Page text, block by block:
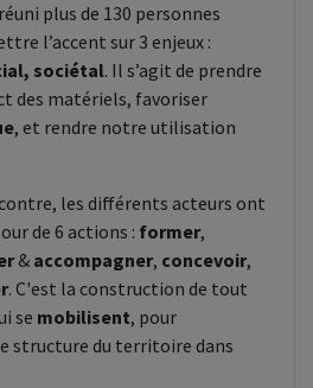
plus de 130 personnes
l’accent sur 3 enjeux :
sociétal. Il s’agit de prendre
des matériels, favoriser
, et rendre notre utilisation
les différents acteurs ont
de 6 actions : former,
& accompagner, concevoir,
. C'est la construction de tout
se mobilisent, pour
structure du territoire dans